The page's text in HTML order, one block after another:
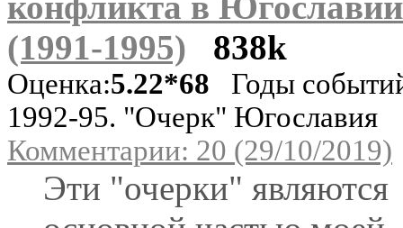
(1991-1995)
838k
Оценка:5.22*68 Годы
1992-95. "Очерк" Югославия
Комментарии: 20 (29/10/2019)
Эти "очерки" являются